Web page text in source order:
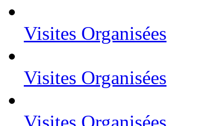
Visites Organisées
Visites Organisées